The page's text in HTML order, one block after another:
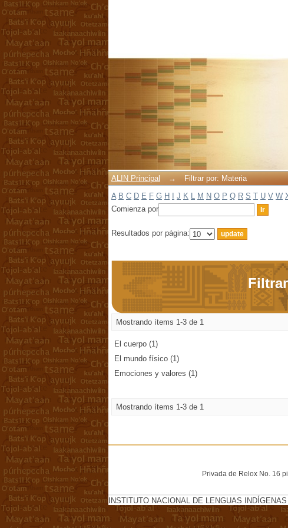
ALIN Principal →
Filtrar por: Materia
A B C D E F G H J K L M N O P Q R S T U V W
Comienza por
Resultados por página:
Mostrando ítems 1-3 de 1
El cuerpo (1)
El mundo físico (1)
Emociones y valores (1)
Mostrando ítems 1-3 de 1
Privada de Relox No. 16
INSTITUTO NACIONAL DE LENGUAS